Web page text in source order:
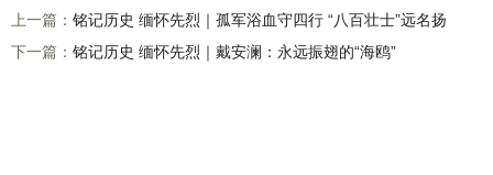
上一篇： 铭记历史 缅怀先烈｜孤军浴血守四行 “八百壮士”远名扬
下一篇： 铭记历史 缅怀先烈｜戴安澜：永远振翅的“海鸥”